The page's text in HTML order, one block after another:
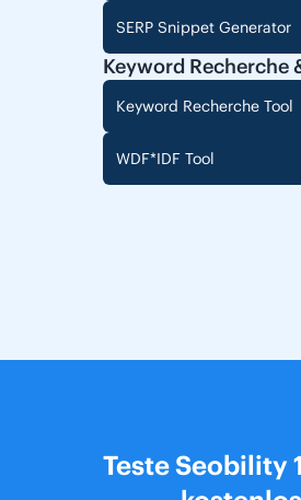
SERP Snippet Generator
Keyword Recherche
Keyword Recherche Tool
WDF*IDF Tool
Teste Seobility